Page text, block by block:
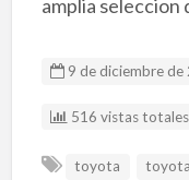
amplia seleccion
9 de diciembre
516 vistas
toyota